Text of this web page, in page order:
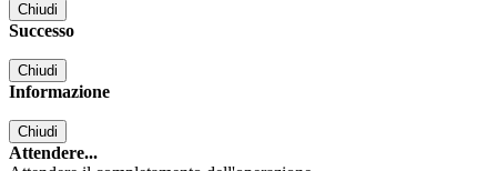
Chiudi
Successo
Chiudi
Informazione
Chiudi
Attendere...